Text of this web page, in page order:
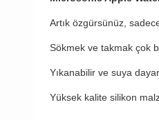
Artık özgürsünüz,
Sökmek ve takmak çok
Yıkanabilir ve suya
Yüksek kalite silikon